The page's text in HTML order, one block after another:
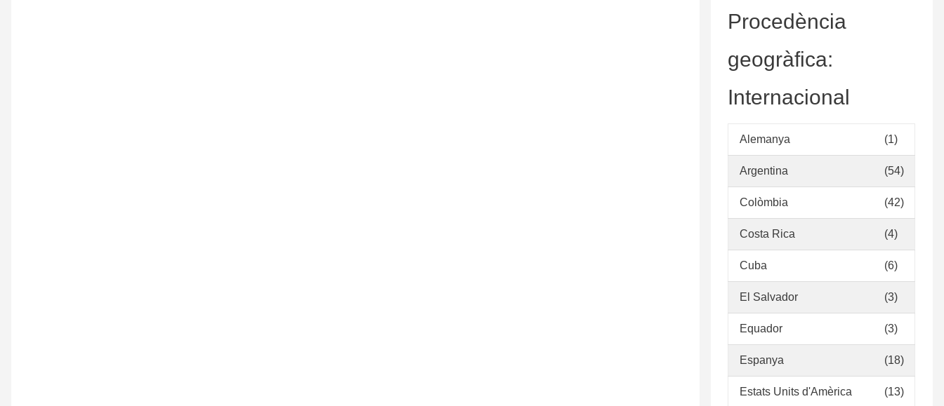
Procedència
geogràfica:
Internacional
Alemanya (1)
Argentina (54)
Colòmbia (42)
Costa Rica (4)
Cuba (6)
El Salvador (3)
Equador (3)
Espanya (18)
Estats Units d'Amèrica (13)